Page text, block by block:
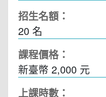
招生名額：
20 名
課程價格：
新臺幣 2,000 元
上課時數：